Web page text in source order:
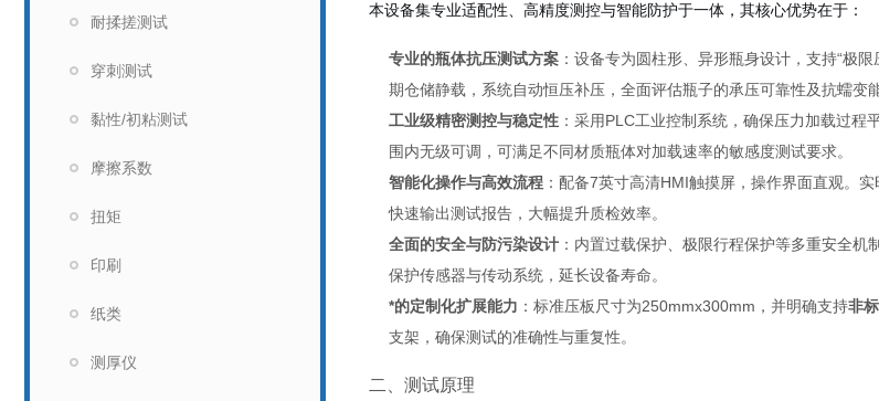
耐揉搓测试
穿刺测试
黏性/初粘测试
摩擦系数
扭矩
印刷
纸类
测厚仪
本设备集专业适配性、高精度测控与智能防护于一体，其核心优势在于：
专业的瓶体抗压测试方案 ：设备专为圆柱形、异形瓶身设计，支持“极
期仓储静载，系统自动恒压补压，全面评估瓶子的承压可靠性及抗蠕变能
工业级精密测控与稳定性 ：采用PLC工业控制系统，确保压力加载过
围内无级可调，可满足不同材质瓶体对加载速率的敏感度测试要求。
智能化操作与高效流程 ：配备7英寸高清HMI触摸屏，操作界面直观。
快速输出测试报告，大幅提升质检效率。
全面的安全与防污染设计 ：内置过载保护、极限行程保护等多重安全机
保护传感器与传动系统，延长设备寿命。
*的定制化扩展能力 ：标准压板尺寸为250mmx300mm，并明确支持非
支架，确保测试的准确性与重复性。
二、测试原理